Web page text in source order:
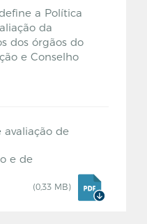
a Política
da
dos órgãos do
e Conselho
avaliação de
e de
(0,33 MB)